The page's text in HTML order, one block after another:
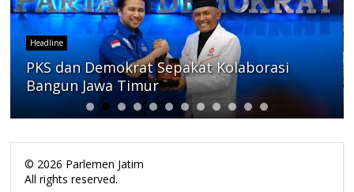
Headline
PKS dan Demokrat Sepakat Kolaborasi
Bangun Jawa Timur
© 2026 Parlemen Jatim
All rights reserved.